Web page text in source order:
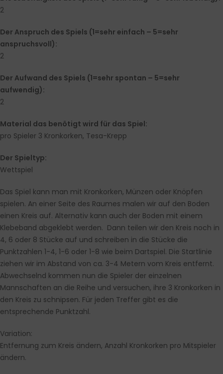
2
Der Anspruch des Spiels (1=sehr einfach – 5=sehr
anspruchsvoll):
2
Der Aufwand des Spiels (1=sehr spontan – 5=sehr
aufwendig):
2
Material das benötigt wird für das Spiel:
pro Spieler 3 Kronkorken, Tesa-Krepp
Der Spieltyp:
Wettspiel
Das Spiel kann man mit Kronkorken, Münzen oder Knöpfen
spielen. An einer Seite des Raumes malen wir auf den Boden
einen Kreis auf. Alternativ kann auch der Boden mit einem
Klebeband abgeklebt werden. Dann teilen wir den Kreis noch in
4, 6 oder 8 Stücke auf und schreiben in die Stücke die
Punktzahlen 1-4, 1-6 oder 1-8 wie beim Dartspiel. Die Startlinie
ziehen wir im Abstand von ca. 3-4 Metern vom Kreis entfernt.
Abwechselnd kommen nun die Spieler der einzelnen
Mannschaften an die Reihe und versuchen, ihre 3 Kronkorken in
den Kreis zu schnipsen. Für jeden Treffer gibt es die
entsprechende Punktzahl.
Variation:
Entfernung zum Kreis ändern, Anzahl Kronkorken pro Mitspieler
ändern.